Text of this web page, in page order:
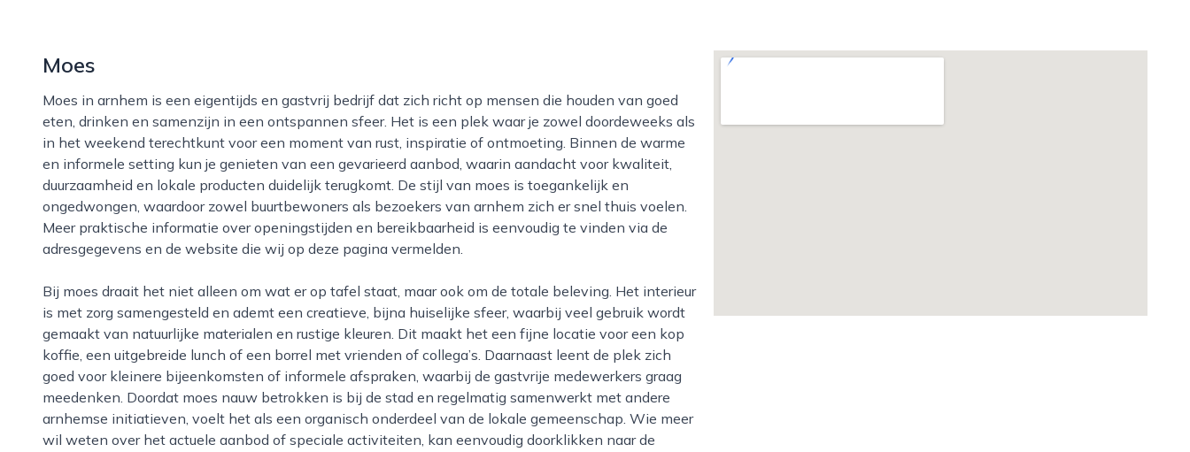
Moes
Moes in arnhem is een eigentijds en gastvrij bedrijf dat zich richt op mensen die houden van goed
eten, drinken en samenzijn in een ontspannen sfeer. Het is een plek waar je zowel doordeweeks als
in het weekend terechtkunt voor een moment van rust, inspiratie of ontmoeting. Binnen de warme
en informele setting kun je genieten van een gevarieerd aanbod, waarin aandacht voor kwaliteit,
duurzaamheid en lokale producten duidelijk terugkomt. De stijl van moes is toegankelijk en
ongedwongen, waardoor zowel buurtbewoners als bezoekers van arnhem zich er snel thuis voelen.
Meer praktische informatie over openingstijden en bereikbaarheid is eenvoudig te vinden via de
adresgegevens en de website die wij op deze pagina vermelden.
Bij moes draait het niet alleen om wat er op tafel staat, maar ook om de totale beleving. Het interieur
is met zorg samengesteld en ademt een creatieve, bijna huiselijke sfeer, waarbij veel gebruik wordt
gemaakt van natuurlijke materialen en rustige kleuren. Dit maakt het een fijne locatie voor een kop
koffie, een uitgebreide lunch of een borrel met vrienden of collega’s. Daarnaast leent de plek zich
goed voor kleinere bijeenkomsten of informele afspraken, waarbij de gastvrije medewerkers graag
meedenken. Doordat moes nauw betrokken is bij de stad en regelmatig samenwerkt met andere
arnhemse initiatieven, voelt het als een organisch onderdeel van de lokale gemeenschap. Wie meer
wil weten over het actuele aanbod of speciale activiteiten, kan eenvoudig doorklikken naar de